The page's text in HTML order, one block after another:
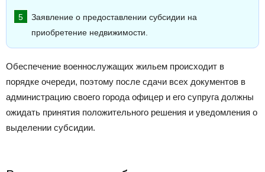
Заявление о предоставлении субсидии на
приобретение недвижимости.
Обеспечение военнослужащих жильем происходит в
порядке очереди, поэтому после сдачи всех документов в
администрацию своего города офицер и его супруга должны
ожидать принятия положительного решения и уведомления о
выделении субсидии.